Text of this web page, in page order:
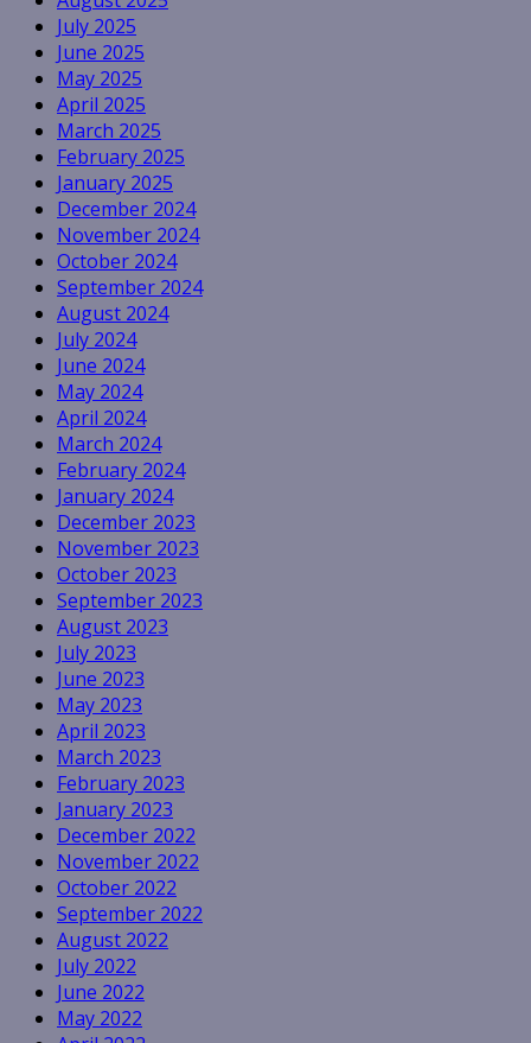
July 2025
June 2025
May 2025
April 2025
March 2025
February 2025
January 2025
December 2024
November 2024
October 2024
September 2024
August 2024
July 2024
June 2024
May 2024
April 2024
March 2024
February 2024
January 2024
December 2023
November 2023
October 2023
September 2023
August 2023
July 2023
June 2023
May 2023
April 2023
March 2023
February 2023
January 2023
December 2022
November 2022
October 2022
September 2022
August 2022
July 2022
June 2022
May 2022